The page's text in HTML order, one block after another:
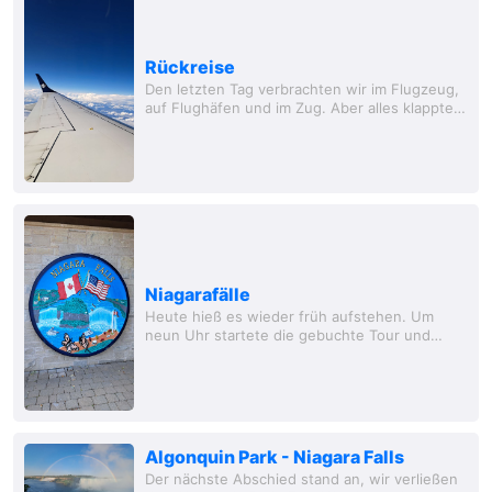
Rückreise
Den letzten Tag verbrachten wir im Flugzeug,
auf Flughäfen und im Zug. Aber alles klappte
Niagarafälle
Heute hieß es wieder früh aufstehen. Um
neun Uhr startete die gebuchte Tour und
Algonquin Park - Niagara Falls
Der nächste Abschied stand an, wir verließen